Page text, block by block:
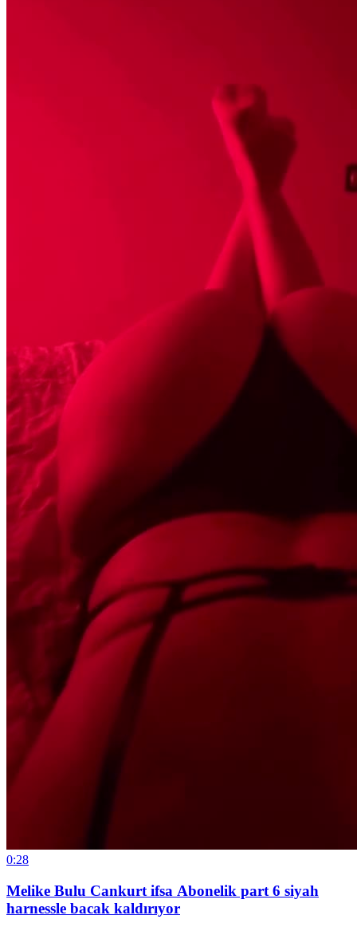
0:28
Melike Bulu Cankurt ifsa Abonelik part 6 siyah
harnessle bacak kaldırıyor